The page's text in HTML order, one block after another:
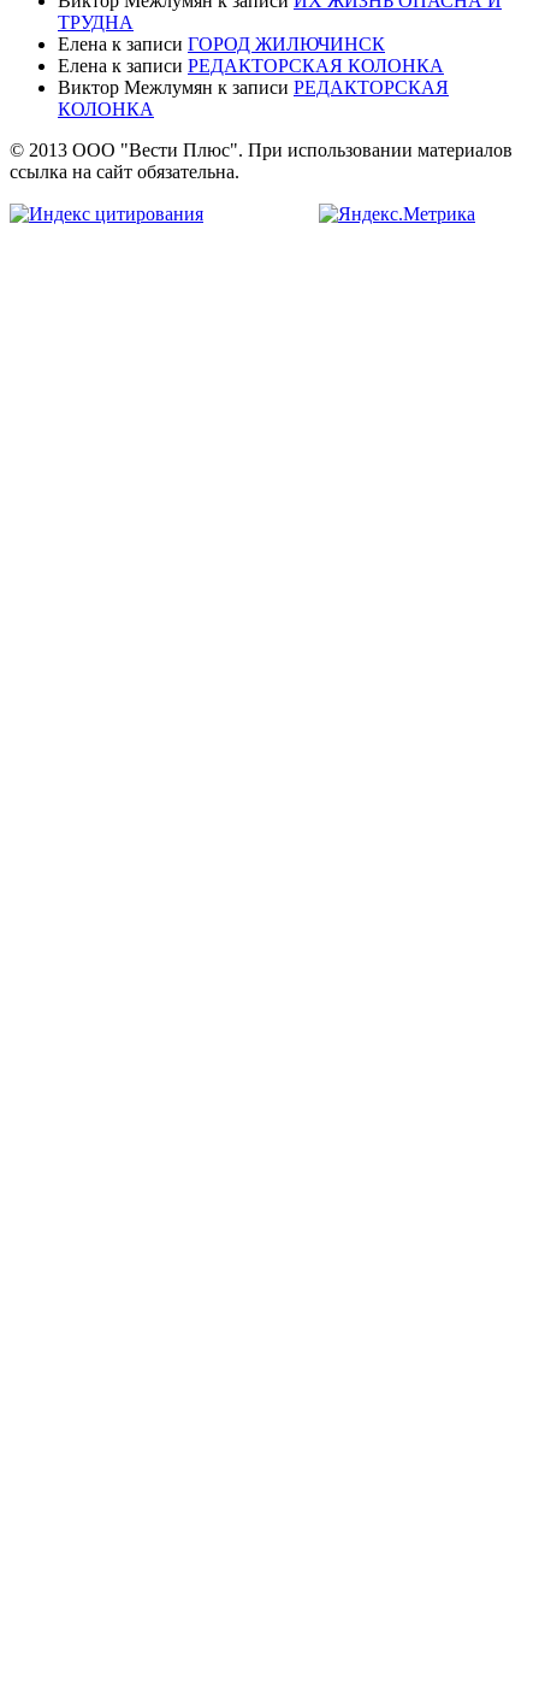
ТРУДНА
Елена к записи ГОРОД ЖИЛЮЧИНСК
Елена к записи РЕДАКТОРСКАЯ КОЛОНКА
Виктор Межлумян к записи РЕДАКТОРСКАЯ
КОЛОНКА
© 2013 ООО "Вести Плюс". При использовании материалов
ссылка на сайт обязательна.